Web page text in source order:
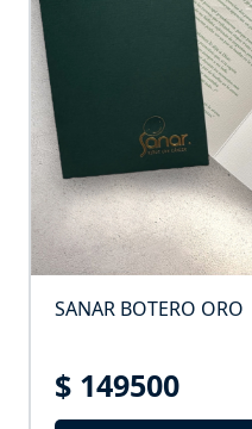
SANAR BOTERO ORO
$ 149500